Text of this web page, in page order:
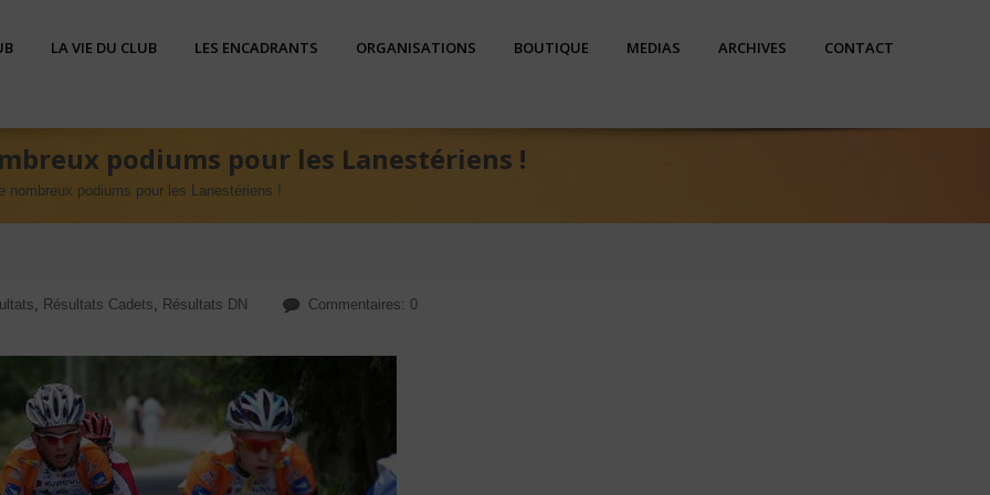
LA VIE DU CLUB LES ENCADRANTS ORGANISATIONS BOUTIQUE MEDIAS ARCHIVES CONTACT
podiums pour les Lanestériens !
nombreux podiums pour les Lanestériens !
, Résultats Cadets, Résultats DN Commentaires: 0